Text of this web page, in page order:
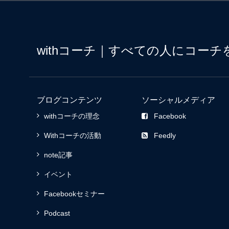
withコーチ｜すべての人にコーチ
ブログコンテンツ
withコーチの理念
Withコーチの活動
note記事
イベント
Facebookセミナー
Podcast
ソーシャルメディア
Facebook
Feedly